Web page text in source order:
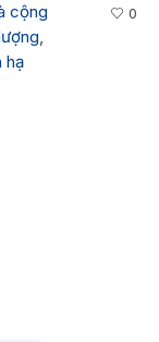
cộng
,
hạ
0